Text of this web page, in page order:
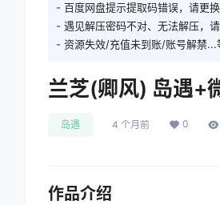
- 百度网盘提示提取码错误，请更
- 遇见解压密码不对、无法解压，
- 资源失效/充值未到账/账号解禁...
兰芝(卿风) 岛遇+
岛遇 4 个月前 0
作品介绍